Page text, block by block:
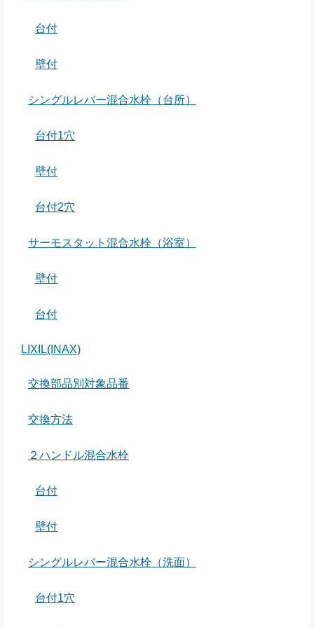
台付
壁付
シングルレバー混合水栓（台所）
台付1穴
壁付
台付2穴
サーモスタット混合水栓（浴室）
壁付
台付
LIXIL(INAX)
交換部品別対象品番
交換方法
２ハンドル混合水栓
台付
壁付
シングルレバー混合水栓（洗面）
台付1穴